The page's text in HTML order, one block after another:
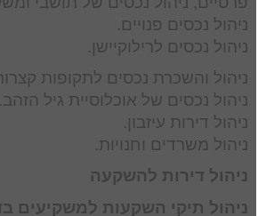
ניהול נכסים פנויים.
ניהול נכסים לרילוקיישן.
ניהול והשכרת נכסים לתקופות
ניהול נכסים של אוכלוסיית גיל הזהב.
ניהול דירות עיזבון.
ניהול משרדים וחנויות.
ניהול דירות להשקעה
ניהול תיקי השקעות למשקיעים